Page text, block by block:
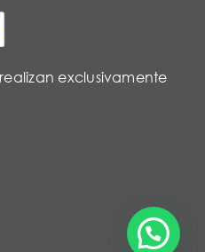
exclusivamente